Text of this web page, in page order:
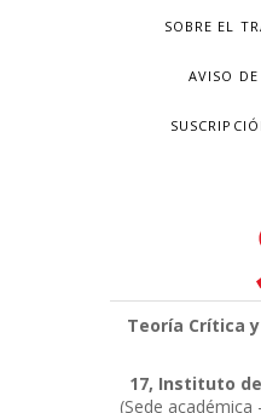
SOBRE EL
AVISO
Teoría Crítica
17, Instituto
(Sede